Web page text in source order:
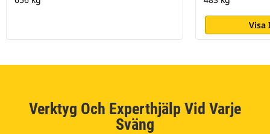
Visa
Verktyg Och Experthjälp Vid Varje
Sväng